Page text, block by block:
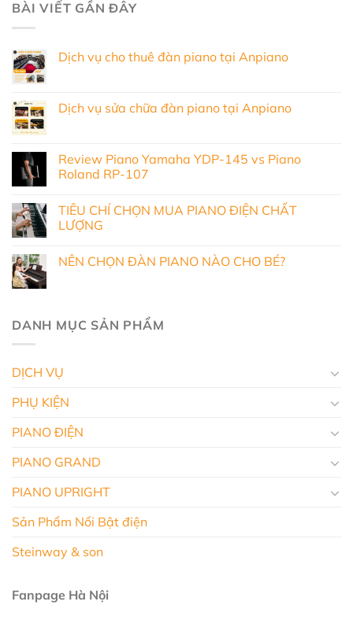
BÀI VIẾT GẦN ĐÂY
Dịch vụ cho thuê đàn piano tại Anpiano
Dịch vụ sửa chữa đàn piano tại Anpiano
Review Piano Yamaha YDP-145 vs Piano
Roland RP-107
TIÊU CHÍ CHỌN MUA PIANO ĐIỆN CHẤT
LƯỢNG
NÊN CHỌN ĐÀN PIANO NÀO CHO BÉ?
DANH MỤC SẢN PHẨM
DỊCH VỤ
PHỤ KIỆN
PIANO ĐIỆN
PIANO GRAND
PIANO UPRIGHT
Sản Phẩm Nổi Bật điện
Steinway & son
Fanpage Hà Nội